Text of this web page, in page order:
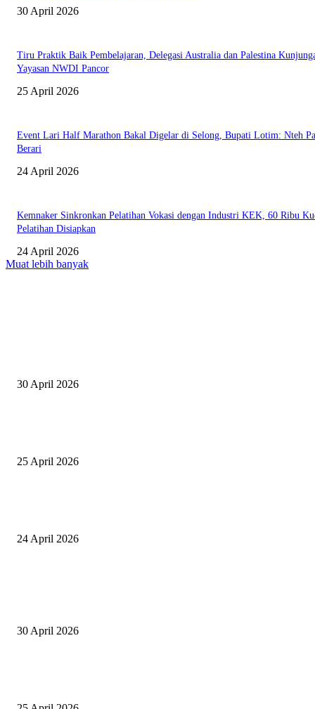
30 April 2026
Tiru Praktik Baik Pembelajaran, Delegasi Australia dan Palestina
Yayasan NWDI Pancor
25 April 2026
Event Lari Half Marathon Bakal Digelar di Selong, Bupati Lotim: Nteh
Berari
24 April 2026
Kemnaker Sinkronkan Pelatihan Vokasi dengan Industri KEK, 60 Ribu
Pelatihan Disiapkan
24 April 2026
Muat lebih banyak
30 April 2026
25 April 2026
24 April 2026
30 April 2026